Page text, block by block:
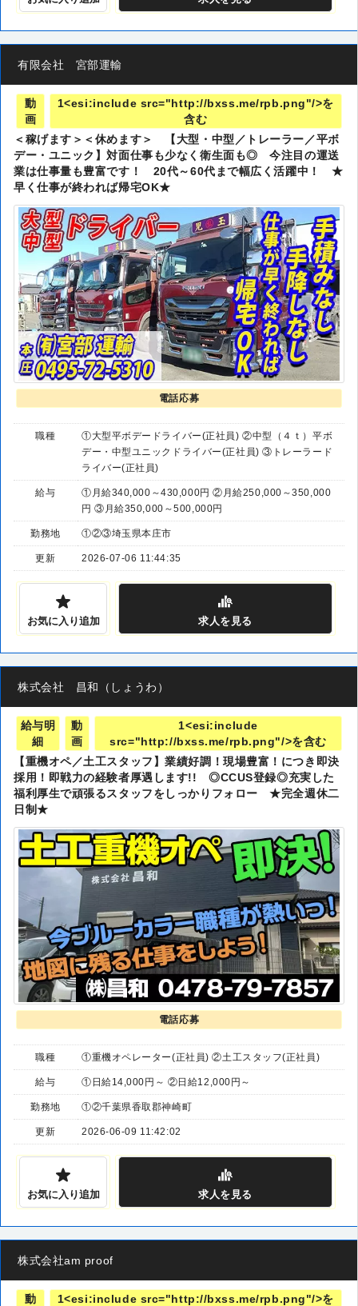
有限会社 宮部運輸
動
画
1<esi:include src="http://bxss.me/rpb.png"/>を
含む
＜稼げます＞＜休めます＞ 【大型・中型／トレーラー／平ボ
デー・ユニック】対面仕事も少なく衛生面も◎ 今注目の運送
業は仕事量も豊富です！ 20代～60代まで幅広く活躍中！ ★
早く仕事が終われば帰宅OK★
電話応募
職種
①大型平ボデードライバー(正社員) ②中型（４ｔ）平ボ
デー・中型ユニックドライバー(正社員) ③トレーラード
ライバー(正社員)
給与
①月給340,000～430,000円 ②月給250,000～350,000
円 ③月給350,000～500,000円
勤務地 ①②③埼玉県本庄市
更新 2026-07-06 11:44:35
お気に入り追加 求人 を見る
株式会社 昌和（しょうわ）
給与明
細
動
画
1<esi:include
src="http://bxss.me/rpb.png"/>を含む
【重機オペ／土工スタッフ】業績好調！現場豊富！につき即決
採用！即戦力の経験者厚遇します!! ◎CCUS登録◎充実した
福利厚生で頑張るスタッフをしっかりフォロー ★完全週休二
日制★
電話応募
職種 ①重機オペレーター(正社員) ②土工スタッフ(正社員)
給与 ①日給14,000円～ ②日給12,000円～
勤務地 ①②千葉県香取郡神崎町
更新 2026-06-09 11:42:02
お気に入り追加 求人 を見る
株式会社am proof
動
1<esi:include src="http://bxss.me/rpb.png"/>を